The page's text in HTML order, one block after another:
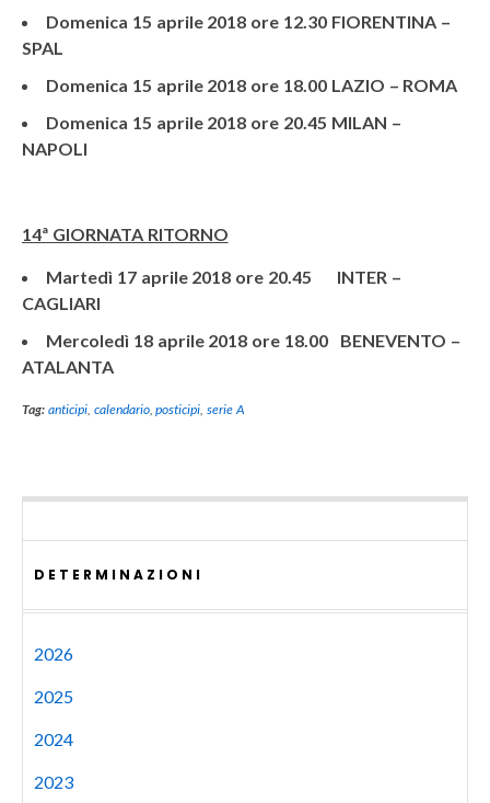
Domenica 15 aprile 2018 ore 12.30 FIORENTINA –
SPAL
Domenica 15 aprile 2018 ore 18.00 LAZIO – ROMA
Domenica 15 aprile 2018 ore 20.45 MILAN –
NAPOLI
14ª GIORNATA RITORNO
Martedì 17 aprile 2018 ore 20.45 INTER –
CAGLIARI
Mercoledì 18 aprile 2018 ore 18.00 BENEVENTO –
ATALANTA
Tag: anticipi, calendario,posticipi ,serie A
DETERMINAZIONI
2026
2025
2024
2023